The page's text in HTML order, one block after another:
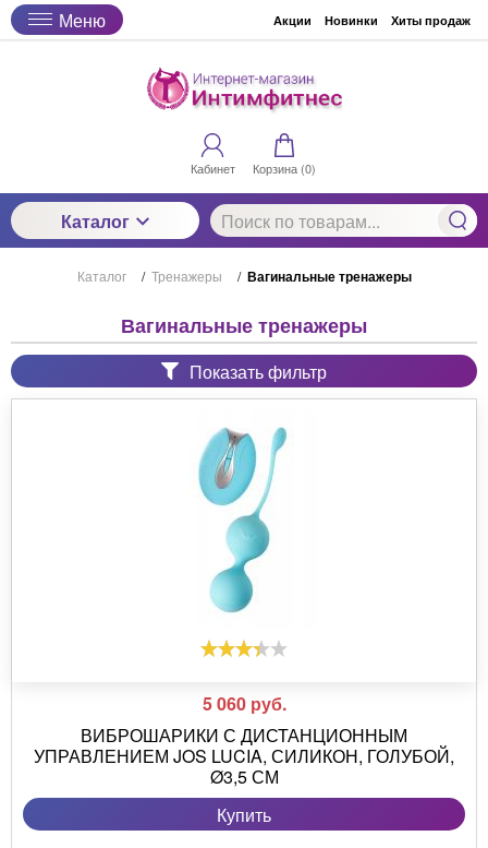
Меню Акции Новинки Хиты продаж
Кабинет Корзина (0)
Каталог
Каталог / Тренажеры / Вагинальные тренажеры
Вагинальные тренажеры
Показать фильтр
5 060 руб.
ВИБРОШАРИКИ С ДИСТАНЦИОННЫМ
УПРАВЛЕНИЕМ JOS LUCIA, СИЛИКОН, ГОЛУБОЙ,
Ø3,5 СМ
Купить